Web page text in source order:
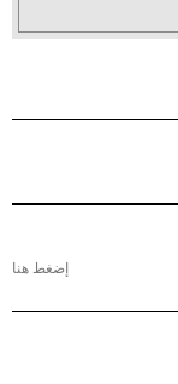
إضغط هنا